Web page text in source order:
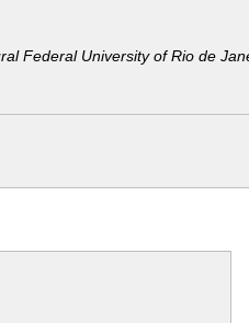
Federal University of Rio de